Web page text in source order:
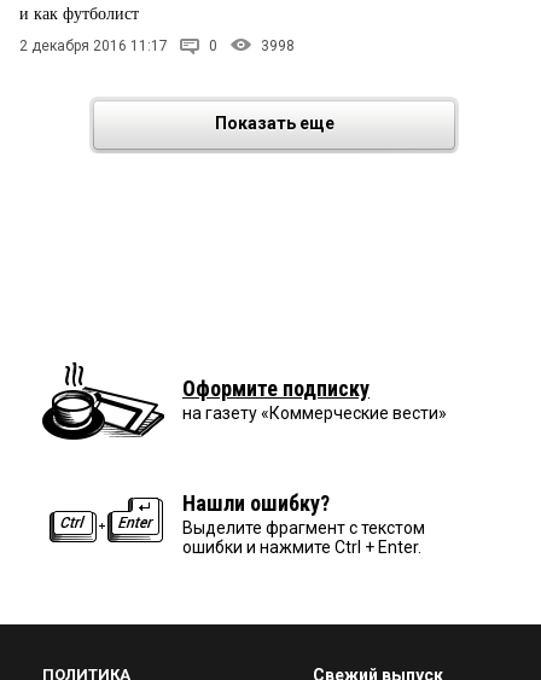
и как футболист
2 декабря 2016 11:17 0 3998
Показать еще
Оформите подписку
на газету «Коммерческие вести»
Нашли ошибку?
Выделите фрагмент с текстом
ошибки и нажмите Ctrl + Enter.
ПОЛИТИКА Свежий выпуск